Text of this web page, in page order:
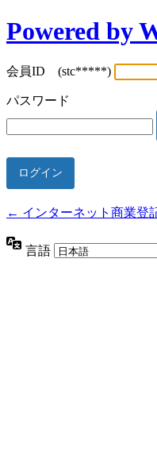
Powered by
会員ID (stc*****)
パスワード
← インターネット商業登
言語